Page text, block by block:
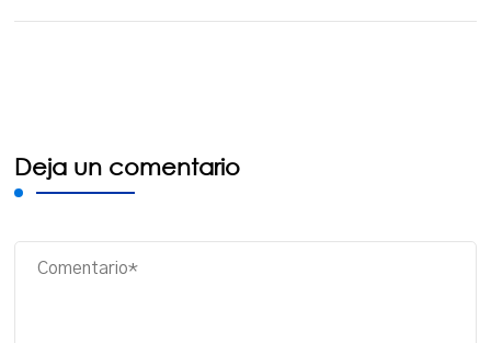
Deja un comentario